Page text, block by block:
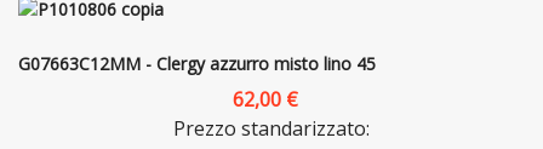
G07663C12MM - Clergy azzurro misto lino 45
62,00 €
Prezzo standarizzato: